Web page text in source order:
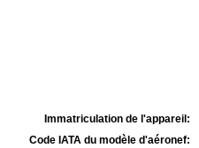
Immatriculation de l'appareil:
Code IATA du modèle d'aéronef: